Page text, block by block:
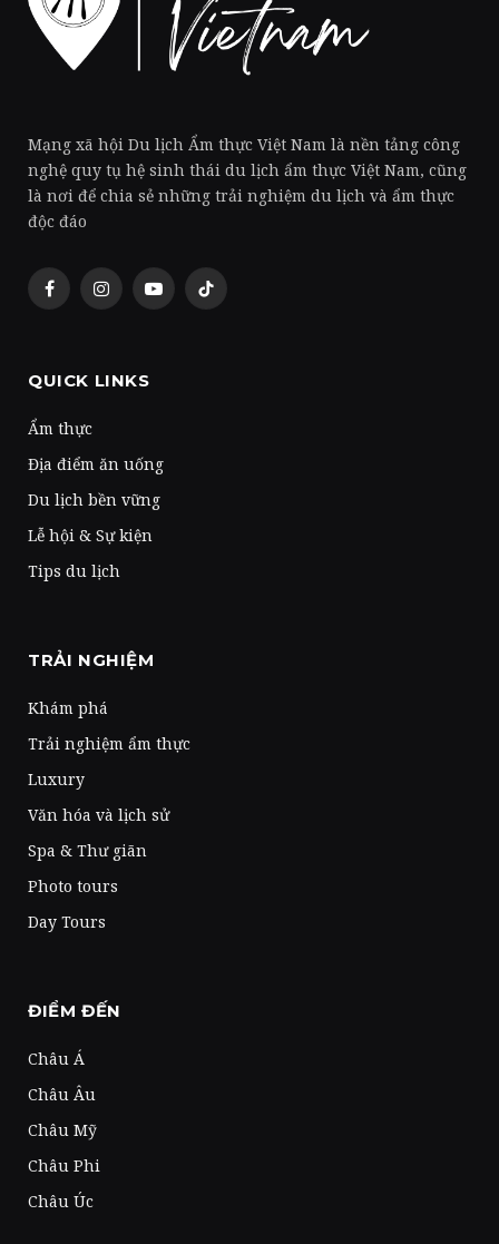
Mạng xã hội Du lịch Ẩm thực Việt Nam là nền tảng công
nghệ quy tụ hệ sinh thái du lịch ẩm thực Việt Nam, cũng
là nơi để chia sẻ những trải nghiệm du lịch và ẩm thực
độc đáo
FacebookInstagramYouTubeTikTok
QUICK LINKS
Ẩm thực
Địa điểm ăn uống
Du lịch bền vững
Lễ hội & Sự kiện
Tips du lịch
TRẢI NGHIỆM
Khám phá
Trải nghiệm ẩm thực
Luxury
Văn hóa và lịch sử
Spa & Thư giãn
Photo tours
Day Tours
ĐIỂM ĐẾN
Châu Á
Châu Âu
Châu Mỹ
Châu Phi
Châu Úc